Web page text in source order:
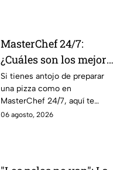
MasterChef 24/7:
¿Cuáles son los mejores
quesos para preparar
pizza en casa?
Si tienes antojo de preparar
una pizza como en
MasterChef 24/7, aquí te
contamos todo lo que debes
06 agosto, 2026